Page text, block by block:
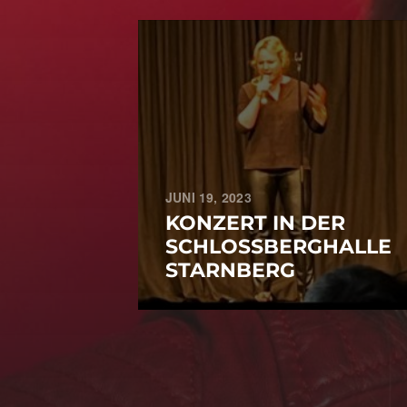
JUNI 19, 2023
KONZERT IN DER
SCHLOSSBERGHALLE
STARNBERG